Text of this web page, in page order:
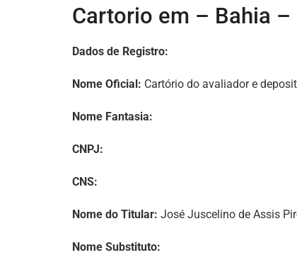
Cartorio em – Bahia
Dados de Registro:
Nome Oficial: Cartório do avaliador e
Nome Fantasia:
CNPJ:
CNS:
Nome do Titular: José Juscelino de Assis
Nome Substituto: